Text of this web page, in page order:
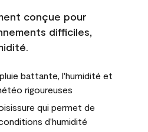
conçue pour
difficiles,
battante, l'humidité et
rigoureuses
qui permet de
d'humidité